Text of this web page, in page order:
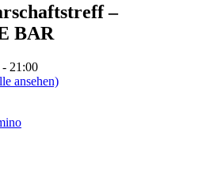
–
BAR
- 21:00
ansehen)